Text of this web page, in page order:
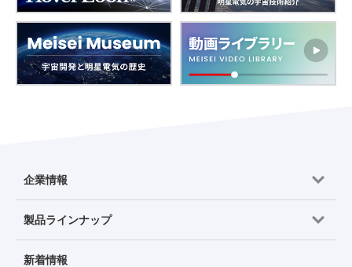
企業情報
製品ラインナップ
新着情報